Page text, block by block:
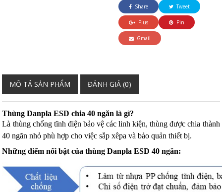
Share Tweet
Plus Pin
Gmail
MÔ TẢ SẢN PHẨM ĐÁNH GIÁ (0)
Thùng Danpla ESD chia 40 ngăn là gì?
Là thùng chống tĩnh điện bảo vệ các linh kiện, thùng được chia thành
40 ngăn nhỏ phù hợp cho việc sắp xêpa và bảo quản thiết bị.
Những điểm nổi bật của thùng Danpla ESD 40 ngăn: